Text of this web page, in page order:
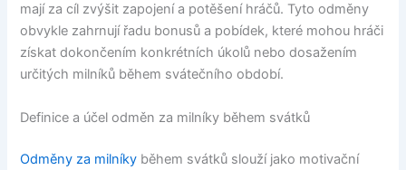
mají za cíl zvýšit zapojení a potěšení hráčů. Tyto odměny
obvykle zahrnují řadu bonusů a pobídek, které mohou hráči
získat dokončením konkrétních úkolů nebo dosažením
určitých milníků během svátečního období.
Definice a účel odměn za milníky během svátků
Odměny za milníky během svátků slouží jako motivační